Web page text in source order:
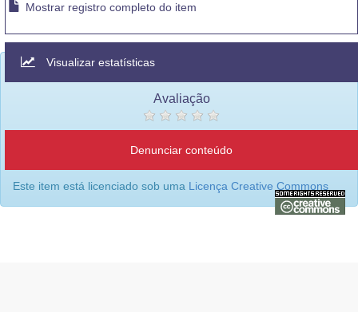
Mostrar registro completo do item
Visualizar estatísticas
Avaliação
Denunciar conteúdo
Este item está licenciado sob uma Licença Creative Commons